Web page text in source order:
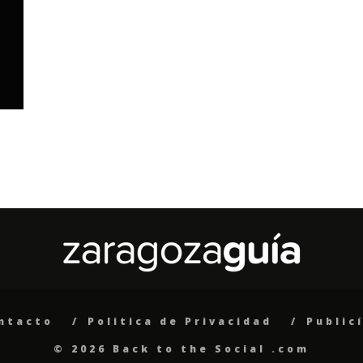
Politica de Privacidad
© 2026 Back to the Social .com